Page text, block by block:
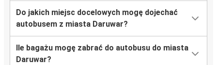
Do jakich miejsc docelowych mogę dojechać
autobusem z miasta Daruwar?
Ile bagażu mogę zabrać do autobusu do miasta
Daruwar?